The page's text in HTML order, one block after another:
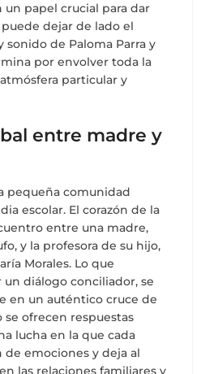
un papel crucial para dar
dejar de lado el
de Paloma Parra y
por envolver toda la
particular y
entre madre y
pequeña comunidad
escolar. El corazón de la
entre una madre,
y la profesora de su hijo,
Morales. Lo que
diálogo conciliador, se
en un auténtico cruce de
se ofrecen respuestas
lucha en la que cada
de emociones y deja al
las relaciones familiares y